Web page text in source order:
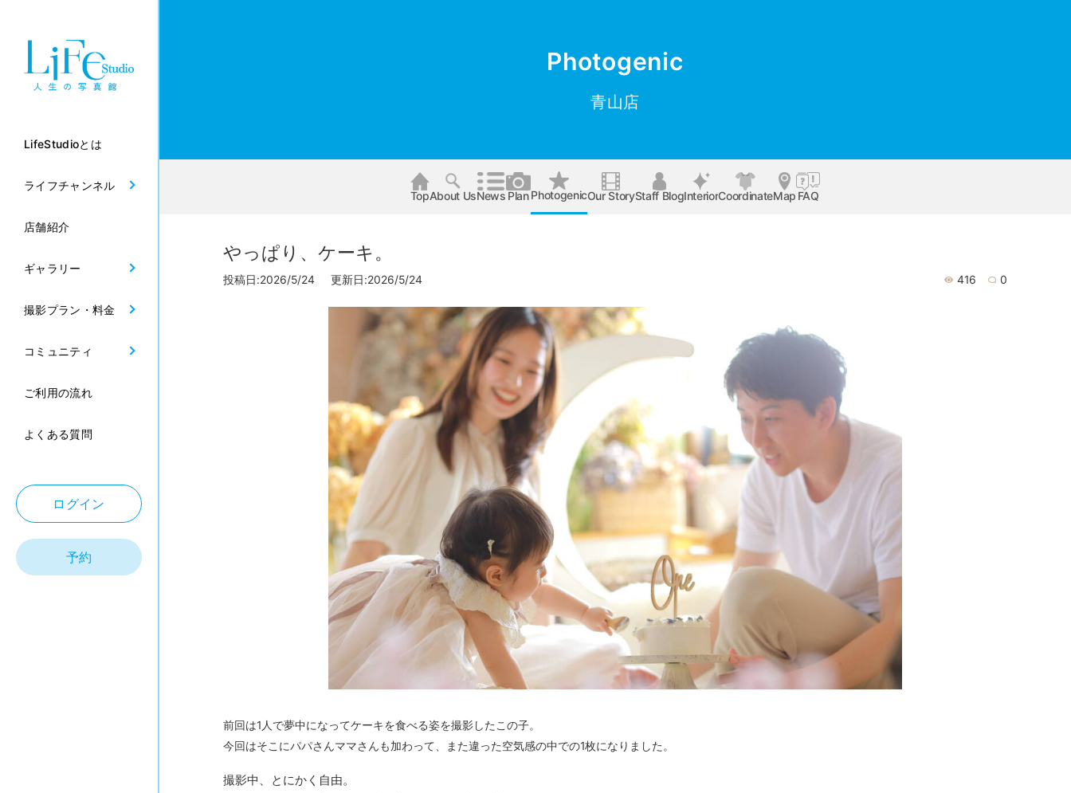
LifeStudioとは
ライフチャンネル
店舗紹介
ギャラリー
撮影プラン・料金
コミュニティ
ご利用の流れ
よくある質問
ログイン
予約
Photogenic
青山店
TopAbout UsNews PlanPhotogenicOur StoryStaff BlogInteriorCoordinateMap FAQ
やっぱり、ケーキ。
投稿日:2026/5/24 更新日:2026/5/24 416 0
前回は1人で夢中になってケーキを食べる姿を撮影したこの子。
今回はそこにパパさんママさんも加わって、また違った空気感の中での1枚になりました。
撮影中、とにかく自由。